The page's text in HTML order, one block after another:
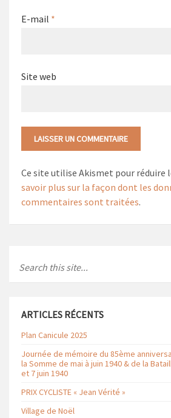
E-mail *
Site web
Ce site utilise Akismet pour réduire
savoir plus sur la façon dont les
commentaires sont traitées.
ARTICLES RÉCENTS
Plan Canicule 2025
Journée de mémoire du 85ème
la Somme de mai à juin 1940 & de la
et 7 juin 1940
PRIX CYCLISTE « Jean Vérité »
Village de Noël